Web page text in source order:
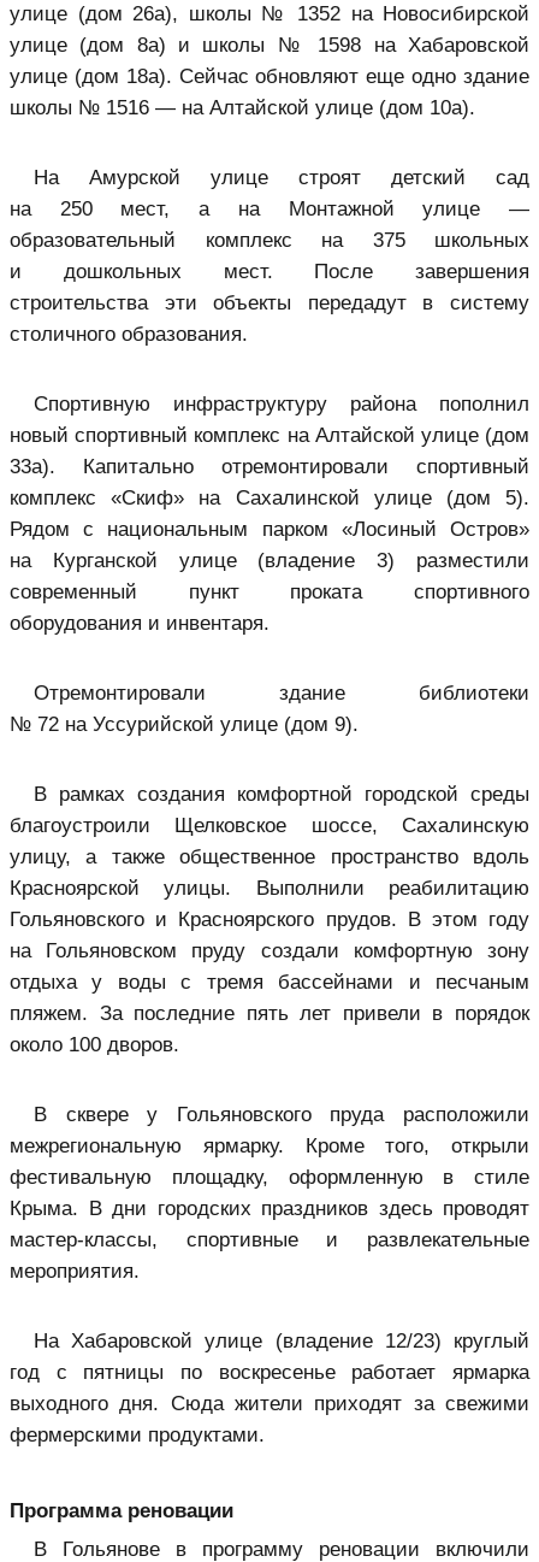
улице (дом 26а), школы № 1352 на Новосибирской
улице (дом 8а) и школы № 1598 на Хабаровской
улице (дом 18а). Сейчас обновляют еще одно здание
школы № 1516 — на Алтайской улице (дом 10а).
На Амурской улице строят детский сад
на 250 мест, а на Монтажной улице —
образовательный комплекс на 375 школьных
и дошкольных мест. После завершения
строительства эти объекты передадут в систему
столичного образования.
Спортивную инфраструктуру района пополнил
новый спортивный комплекс на Алтайской улице (дом
33а). Капитально отремонтировали спортивный
комплекс «Скиф» на Сахалинской улице (дом 5).
Рядом с национальным парком «Лосиный Остров»
на Курганской улице (владение 3) разместили
современный пункт проката спортивного
оборудования и инвентаря.
Отремонтировали здание библиотеки
№ 72 на Уссурийской улице (дом 9).
В рамках создания комфортной городской среды
благоустроили Щелковское шоссе, Сахалинскую
улицу, а также общественное пространство вдоль
Красноярской улицы. Выполнили реабилитацию
Гольяновского и Красноярского прудов. В этом году
на Гольяновском пруду создали комфортную зону
отдыха у воды с тремя бассейнами и песчаным
пляжем. За последние пять лет привели в порядок
около 100 дворов.
В сквере у Гольяновского пруда расположили
межрегиональную ярмарку. Кроме того, открыли
фестивальную площадку, оформленную в стиле
Крыма. В дни городских праздников здесь проводят
мастер-классы, спортивные и развлекательные
мероприятия.
На Хабаровской улице (владение 12/23) круглый
год с пятницы по воскресенье работает ярмарка
выходного дня. Сюда жители приходят за свежими
фермерскими продуктами.
Программа реновации
В Гольянове в программу реновации включили